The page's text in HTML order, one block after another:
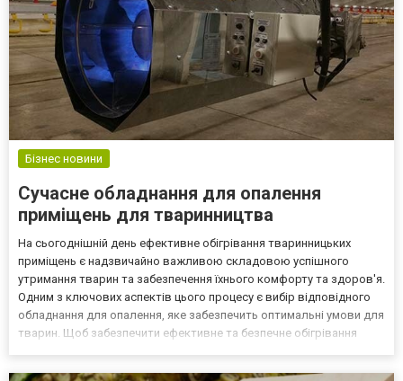
Бізнес новини
Сучасне обладнання для опалення
приміщень для тваринництва
На сьогоднішній день ефективне обігрівання тваринницьких
приміщень є надзвичайно важливою складовою успішного
утримання тварин та забезпечення їхнього комфорту та здоров'я.
Одним з ключових аспектів цього процесу є вибір відповідного
обладнання для опалення, яке забезпечить оптимальні умови для
тварин. Щоб забезпечити ефективне та безпечне обігрівання